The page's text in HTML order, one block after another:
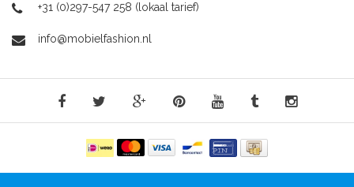
+31 (0)297-547 258 (lokaal tarief)
info@mobielfashion.nl